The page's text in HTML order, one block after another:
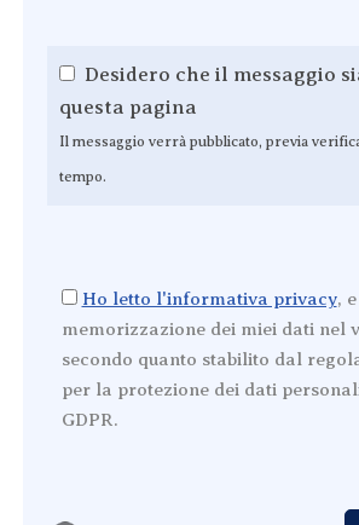
Desidero che il messaggio
questa pagina
Il messaggio verrà pubblicato, previa
tempo.
Ho letto l'informativa privacy,
memorizzazione dei miei dati nel
secondo quanto stabilito dal
per la protezione dei dati
GDPR.